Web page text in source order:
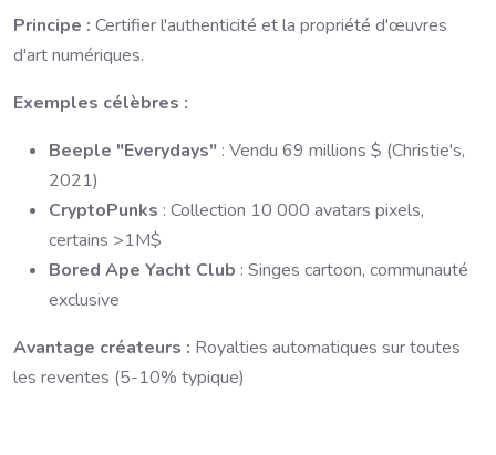
Principe : Certifier l'authenticité et la propriété d'œuvres
d'art numériques.
Exemples célèbres :
Beeple "Everydays" : Vendu 69 millions $ (Christie's,
2021)
CryptoPunks : Collection 10 000 avatars pixels,
certains >1M$
Bored Ape Yacht Club : Singes cartoon, communauté
exclusive
Avantage créateurs : Royalties automatiques sur toutes
les reventes (5-10% typique)